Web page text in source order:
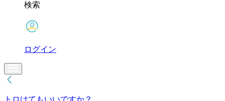
検索
ログイン
トロけてもいいですか？